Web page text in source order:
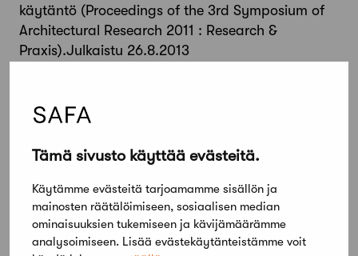
Tämä sivusto käyttää evästeitä.
Käytämme evästeitä tarjoamamme sisällön ja
mainosten räätälöimiseen, sosiaalisen median
ominaisuuksien tukemiseen ja kävijämäärämme
analysoimiseen. Lisää evästekäytänteistämme voit
käytäntö (Proceedings of the 3rd Symposium of
Architectural Research 2011 : Research &
Praxis).Julkaistu 26.8.2013
Jaa artikkeli